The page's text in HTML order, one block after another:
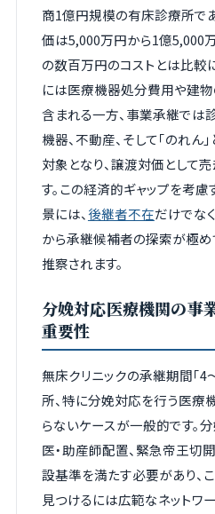
商1億円規模の有床診療所で
価は5,000万円から1億5,000
の数百万円のコストとは比較
には医療機器処分費用や建
含まれる一方、事業承継では
機器、不動産、そして「のれん
対象となり、譲渡対価として
す。この経済的ギャップを考
景には、 後継者不在だけでな
から承継候補者の探索が極
推察されます。
分娩対応医療機関の事
重要性
無床クリニックの承継期間「4
所、特に分娩対応を行う医療
らないケースが一般的です。
医・助産師配置、緊急帝王切
設基準を満たす必要があり、
見つけるには広範なネットワ